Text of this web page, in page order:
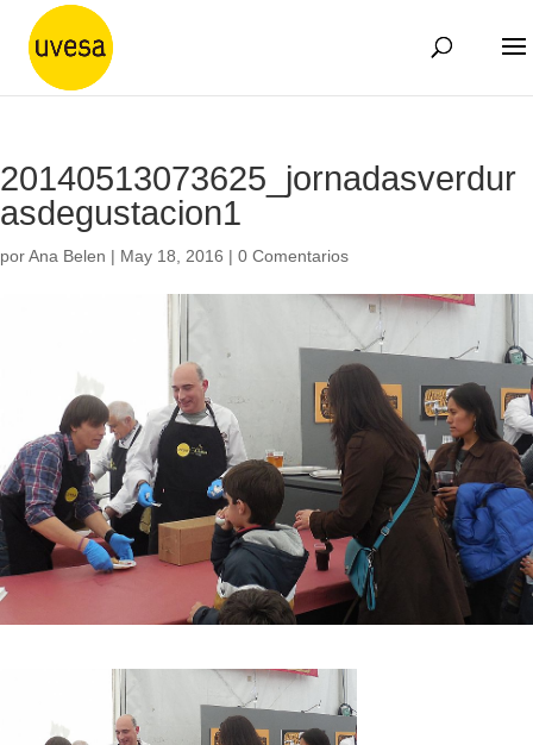
20140513073625_jornadasverdur
asdegustacion1
porAna Belen | May 18, 2016 | 0 Comentarios